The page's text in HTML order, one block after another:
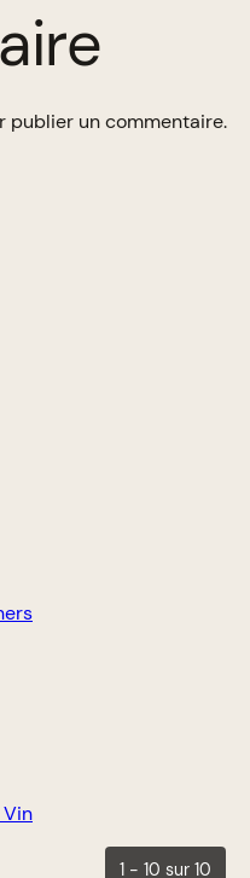
publier un commentaire.
1 - 10 sur 10